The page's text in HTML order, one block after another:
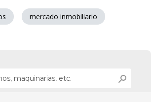
mercado inmobiliario